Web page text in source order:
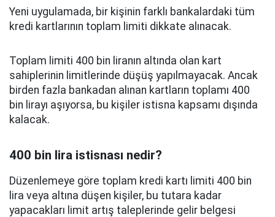
Yeni uygulamada, bir kişinin farklı bankalardaki tüm
kredi kartlarının toplam limiti dikkate alınacak.
Toplam limiti 400 bin liranın altında olan kart
sahiplerinin limitlerinde düşüş yapılmayacak. Ancak
birden fazla bankadan alınan kartların toplamı 400
bin lirayı aşıyorsa, bu kişiler istisna kapsamı dışında
kalacak.
400 bin lira istisnası nedir?
Düzenlemeye göre toplam kredi kartı limiti 400 bin
lira veya altına düşen kişiler, bu tutara kadar
yapacakları limit artış taleplerinde gelir belgesi